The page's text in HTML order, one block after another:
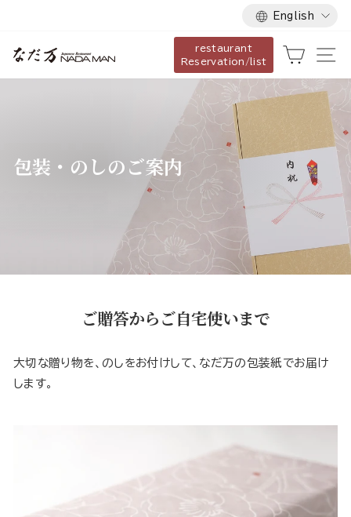
content
Language
English
restaurant
Reservation/list
Cart
包装・のしのご案内
ご贈答からご自宅使いまで
大切な贈り物を、のしをお付けして、なだ万の包装紙でお届け
します。